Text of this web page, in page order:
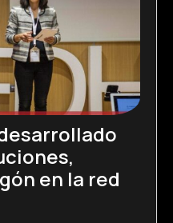
en la red